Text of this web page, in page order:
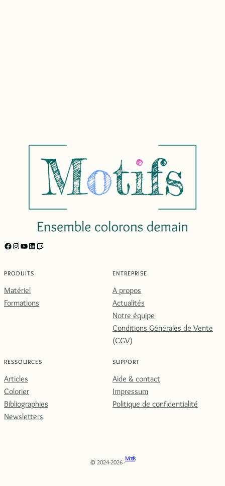
https://facebook.com/motifs.formations/ Instagram YouTube LinkedIn Twitch
PRODUITS
Matériel
Formations
ENTREPRISE
A propos
Actualités
Notre équipe
Conditions Générales de Vente
(CGV)
RESSOURCES
Articles
Colorier
Bibliographies
Newsletters
SUPPORT
Aide & contact
Impressum
Politique de confidentialité
© 2024-2026 ·
Motifs